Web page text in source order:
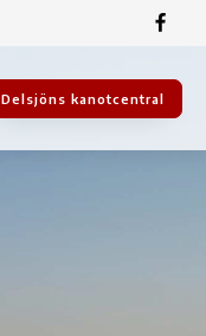
Delsjöns kanotcentral